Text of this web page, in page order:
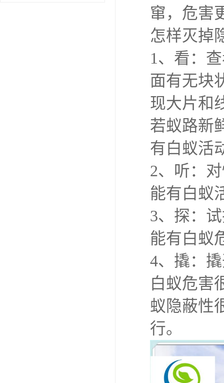
窜，危害
怎样灭掉
1、看：
面有无块
现大片和
若蚁路新
有白蚁活
2、听：
能有白蚁
3、探：
能有白蚁
4、撬：
白蚁危害
蚁隐蔽性
行。